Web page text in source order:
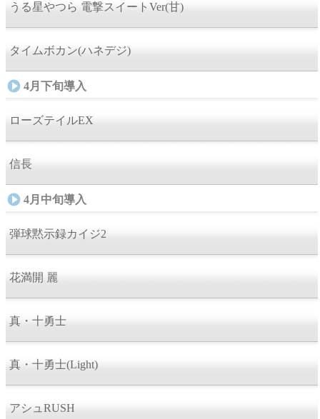
うる星やつら 電撃スイートVer(甘)
タイムボカン(ハネデジ)
4月下旬導入
ローズテイルEX
信長
4月中旬導入
弾球黙示録カイジ2
花満開 麗
真・十勇士
真・十勇士(Light)
アシュRUSH